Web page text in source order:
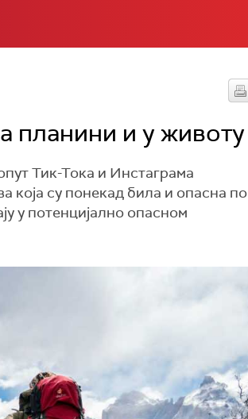
планини и у животу
Тик-Тока и Инстаграма
која су понекад била и опасна по
у потенцијално опасном